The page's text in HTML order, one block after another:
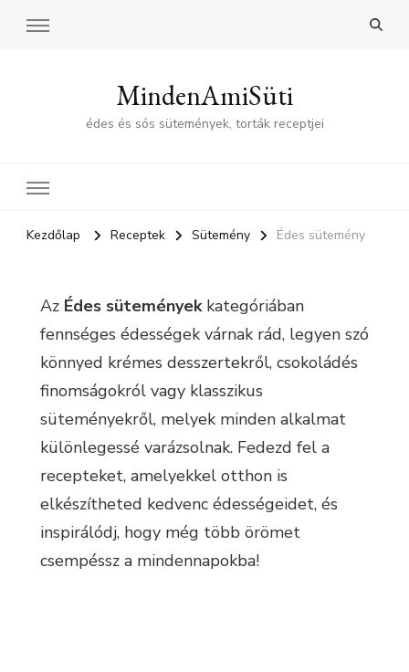
MindenAmiSüti
édes és sós sütemények, torták receptjei
Kezdőlap Receptek Sütemény Édes sütemény
Az Édes süteményekkategóriában
fennséges édességek várnak rád, legyen szó
könnyed krémes desszertekről, csokoládés
finomságokról vagy klasszikus
süteményekről, melyek minden alkalmat
különlegessé varázsolnak. Fedezd fel a
recepteket, amelyekkel otthon is
elkészítheted kedvenc édességeidet, és
inspirálódj, hogy még több örömet
csempéssz a mindennapokba!